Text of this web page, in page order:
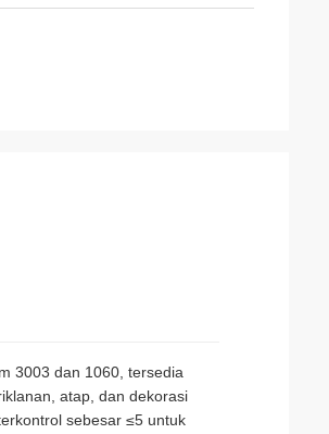
3003 dan 1060, tersedia
atap, dan dekorasi
sebesar ≤5 untuk